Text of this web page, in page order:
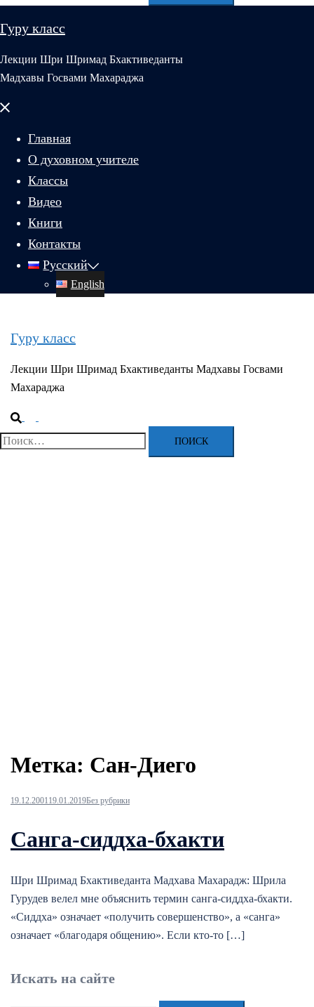
Гуру класс
Лекции Шри Шримад Бхактиведанты
Мадхавы Госвами Махараджа
Закрыть
Главная
О духовном учителе
Классы
Видео
Книги
Контакты
Русский
English
Гуру класс
Лекции Шри Шримад Бхактиведанты Мадхавы Госвами
Махараджа
Поиск
меню
Найти:
Метка: Сан-Диего
19.12.200119.01.2019Без рубрики
Санга-сиддха-бхакти
Шри Шримад Бхактиведанта Мадхава Махарадж: Шрила
Гурудев велел мне объяснить термин санга-сиддха-бхакти.
«Сиддха» означает «получить совершенство», а «санга»
означает «благодаря общению». Если кто-то […]
Искать на сайте